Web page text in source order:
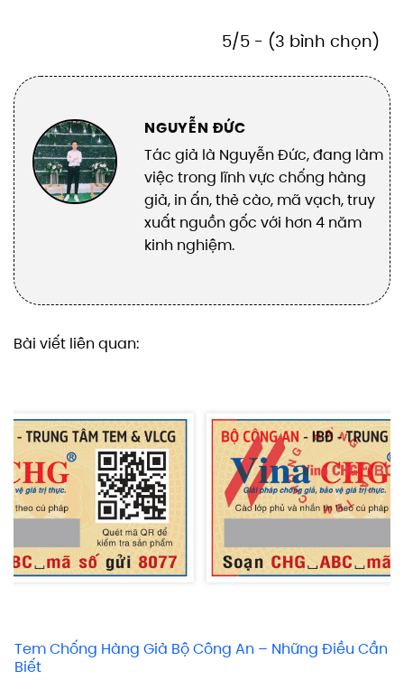
5/5 - (3 bình chọn)
NGUYỄN ĐỨC
Tác giả là Nguyễn Đức, đang làm
việc trong lĩnh vực chống hàng
giả, in ấn, thẻ cào, mã vạch, truy
xuất nguồn gốc với hơn 4 năm
kinh nghiệm.
Bài viết liên quan:
Tem Chống Hàng Giả Bộ Công An – Những Điều Cần
Biết